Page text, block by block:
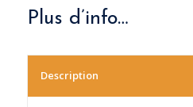
Plus d’info…
Description